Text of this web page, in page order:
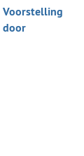
Voorstelling
door